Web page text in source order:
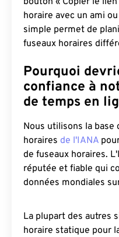
horaire avec un ami
simple permet de
fuseaux horaires
Pourquoi
confiance à
de temps en
Nous utilisons la base
horaires de l'IANA
de fuseaux horaires.
réputée et fiable qui
données mondiales
La plupart des autres
horaire statique pour